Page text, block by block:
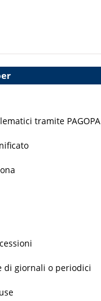
tramite PAGOPA
di giornali o periodici